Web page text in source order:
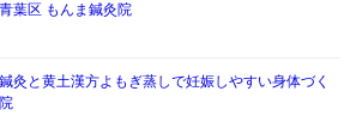
葉区 もんま鍼灸院
灸と黄土漢方よもぎ蒸しで妊娠しやすい身体づく